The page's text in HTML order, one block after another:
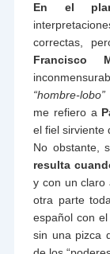
En el
correctas,
Francisco
“hombre-lobo”
me refiero a
el fiel sirviente
No obstante,
resulta
y con un claro
otra parte
español con
sin una pizca